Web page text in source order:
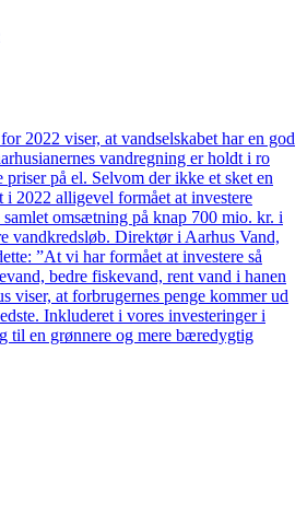
2022 viser, at vandselskabet har en god
vandregning er holdt i ro
på el. Selvom der ikke et sket en
i 2022 alligevel formået at investere
omsætning på knap 700 mio. kr. i
vandkredsløb. Direktør i Aarhus Vand,
”At vi har formået at investere så
bedre fiskevand, rent vand i hanen
viser, at forbrugernes penge kommer ud
Inkluderet i vores investeringer i
til en grønnere og mere bæredygtig